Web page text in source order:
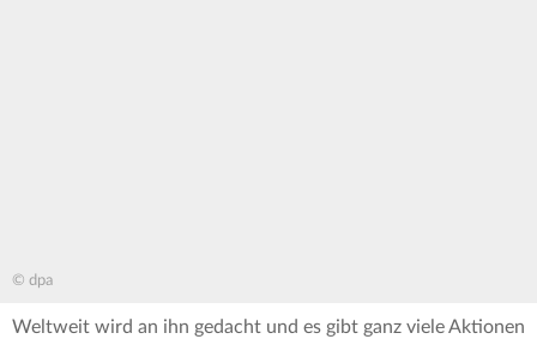
© dpa
Weltweit wird an ihn gedacht und es gibt ganz viele Aktionen